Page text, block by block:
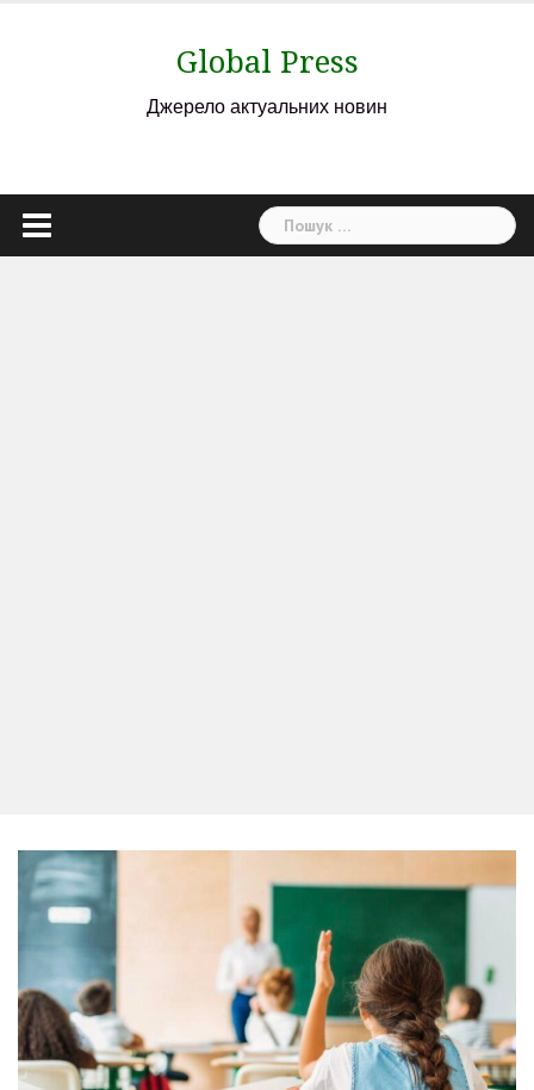
Global Press
Джерело актуальних новин
Пошук: